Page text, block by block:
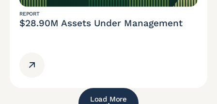
REPORT
$28.90M Assets Under Management
Load More